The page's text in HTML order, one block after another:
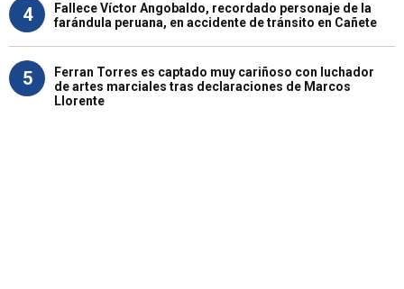
4
Fallece Víctor Angobaldo, recordado personaje de la
farándula peruana, en accidente de tránsito en Cañete
5
Ferran Torres es captado muy cariñoso con luchador
de artes marciales tras declaraciones de Marcos
Llorente